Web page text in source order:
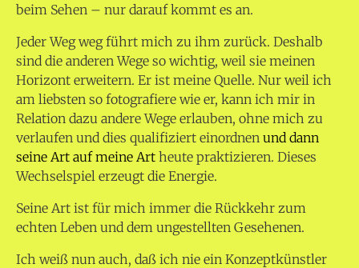
beim Sehen – nur darauf kommt es an.
Jeder Weg weg führt mich zu ihm zurück. Deshalb
sind die anderen Wege so wichtig, weil sie meinen
Horizont erweitern. Er ist meine Quelle. Nur weil ich
am liebsten so fotografiere wie er, kann ich mir in
Relation dazu andere Wege erlauben, ohne mich zu
verlaufen und dies qualifiziert einordnen und dann
seine Art auf meine Art heute praktizieren. Dieses
Wechselspiel erzeugt die Energie.
Seine Art ist für mich immer die Rückkehr zum
echten Leben und dem ungestellten Gesehenen.
Ich weiß nun auch, daß ich nie ein Konzeptkünstler